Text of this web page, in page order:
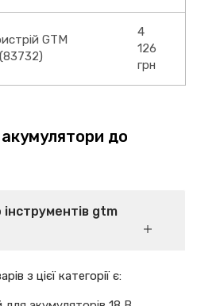
GTM
4
126
грн
до
gtm
з цієї категорії є: